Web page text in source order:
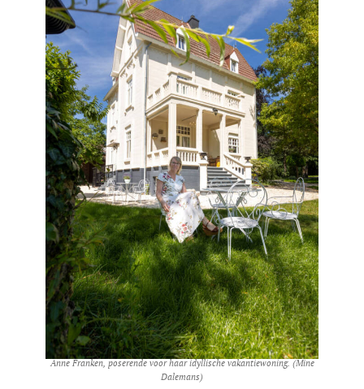
Anne Franken, poserende voor haar idyllische vakantiewoning. (Mine
Dalemans)